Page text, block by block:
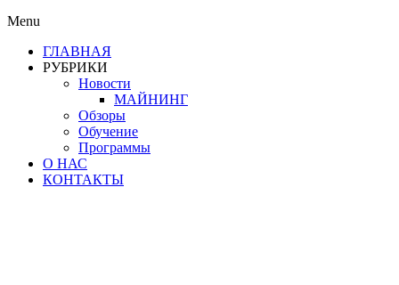
Menu
ГЛАВНАЯ
РУБРИКИ
Новости
МАЙНИНГ
Обзоры
Обучение
Программы
О НАС
КОНТАКТЫ